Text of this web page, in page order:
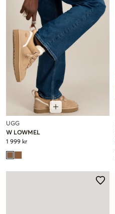
UGG
W LOWMEL
1 999 kr